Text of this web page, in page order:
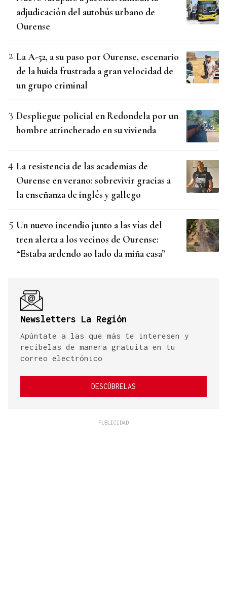
adjudicación del autobús urbano de
Ourense
La A-52, a su paso por Ourense, escenario
de la huida frustrada a gran velocidad de
un grupo criminal
Despliegue policial en Redondela por un
hombre atrincherado en su vivienda
La resistencia de las academias de
Ourense en verano: sobrevivir gracias a
la enseñanza de inglés y gallego
Un nuevo incendio junto a las vías del
tren alerta a los vecinos de Ourense:
“Estaba ardendo ao lado da miña casa”
Newsletters La Región
Apúntate a las que más te interesen y
recíbelas de manera gratuita en tu
correo electrónico
DESCÚBRELAS